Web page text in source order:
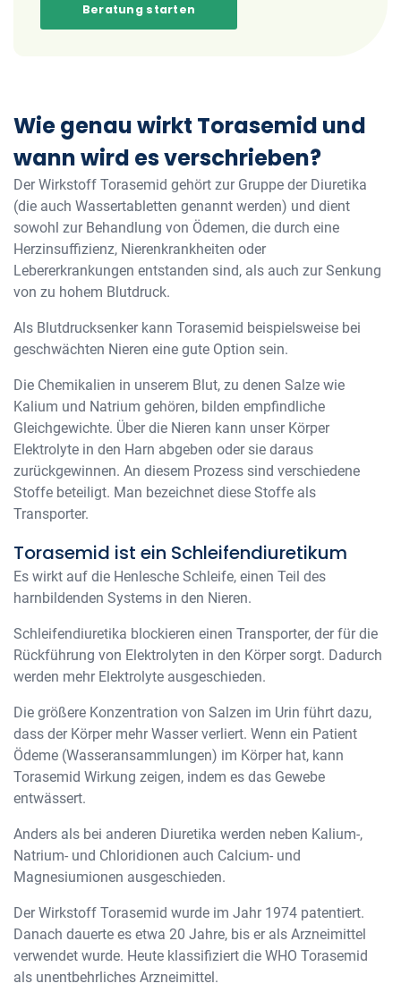
Beratung starten
Wie genau wirkt Torasemid und
wann wird es verschrieben?
Der Wirkstoff Torasemid gehört zur Gruppe der Diuretika
(die auch Wassertabletten genannt werden) und dient
sowohl zur Behandlung von Ödemen, die durch eine
Herzinsuffizienz, Nierenkrankheiten oder
Lebererkrankungen entstanden sind, als auch zur Senkung
von zu hohem Blutdruck.
Als Blutdrucksenker kann Torasemid beispielsweise bei
geschwächten Nieren eine gute Option sein.
Die Chemikalien in unserem Blut, zu denen Salze wie
Kalium und Natrium gehören, bilden empfindliche
Gleichgewichte. Über die Nieren kann unser Körper
Elektrolyte in den Harn abgeben oder sie daraus
zurückgewinnen. An diesem Prozess sind verschiedene
Stoffe beteiligt. Man bezeichnet diese Stoffe als
Transporter.
Torasemid ist ein Schleifendiuretikum
Es wirkt auf die Henlesche Schleife, einen Teil des
harnbildenden Systems in den Nieren.
Schleifendiuretika blockieren einen Transporter, der für die
Rückführung von Elektrolyten in den Körper sorgt. Dadurch
werden mehr Elektrolyte ausgeschieden.
Die größere Konzentration von Salzen im Urin führt dazu,
dass der Körper mehr Wasser verliert. Wenn ein Patient
Ödeme (Wasseransammlungen) im Körper hat, kann
Torasemid Wirkung zeigen, indem es das Gewebe
entwässert.
Anders als bei anderen Diuretika werden neben Kalium-,
Natrium- und Chloridionen auch Calcium- und
Magnesiumionen ausgeschieden.
Der Wirkstoff Torasemid wurde im Jahr 1974 patentiert.
Danach dauerte es etwa 20 Jahre, bis er als Arzneimittel
verwendet wurde. Heute klassifiziert die WHO Torasemid
als unentbehrliches Arzneimittel.